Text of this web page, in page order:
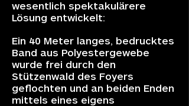
wesentlich spektakulärere
Lösung entwickelt:
Ein 40 Meter langes, bedrucktes
Band aus Polyestergewebe
wurde frei durch den
Stützenwald des Foyers
geflochten und an beiden Enden
mittels eines eigens